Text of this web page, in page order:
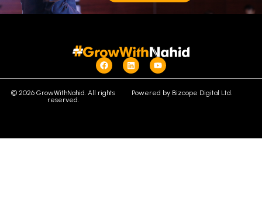
© 2026 GrowWithNahid. All rights
reserved.
Powered by Bizcope Digital Ltd.